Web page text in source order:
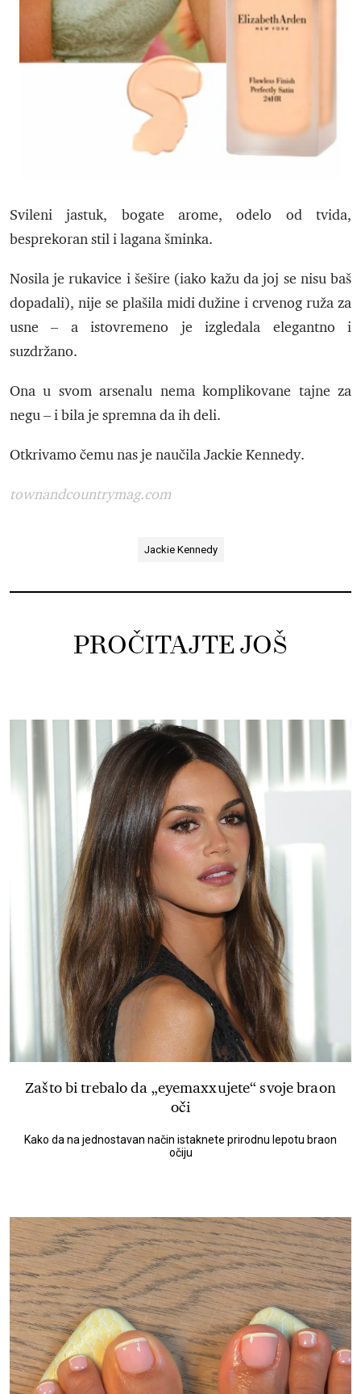
Svileni jastuk, bogate arome, odelo od tvida,
besprekoran stil i lagana šminka.
Nosila je rukavice i šešire (iako kažu da joj se nisu baš
dopadali), nije se plašila midi dužine i crvenog ruža za
usne – a istovremeno je izgledala elegantno i
suzdržano.
Ona u svom arsenalu nema komplikovane tajne za
negu – i bila je spremna da ih deli.
Otkrivamo čemu nas je naučila Jackie Kennedy.
townandcountrymag.com
Jackie Kennedy
PROČITAJTE JOŠ
Zašto bi trebalo da „eyemaxxujete“ svoje braon
oči
Kako da na jednostavan način istaknete prirodnu lepotu braon
očiju